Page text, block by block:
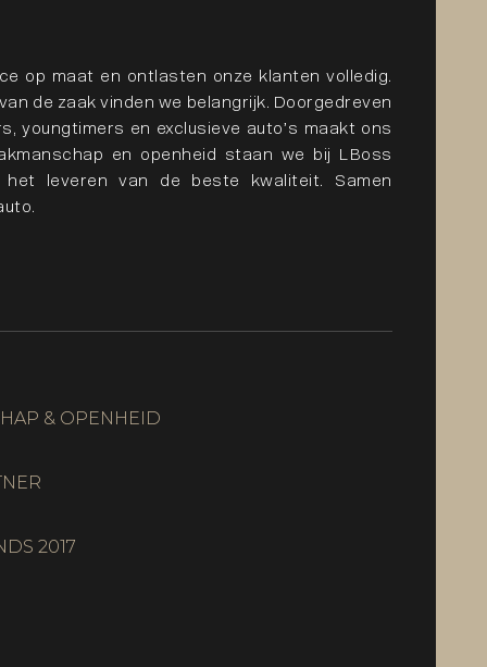
op maat en ontlasten onze klanten volledig.
de zaak vinden we belangrijk. Doorgedreven
youngtimers en exclusieve auto’s maakt ons
en openheid staan we bij LBoss
het leveren van de beste kwaliteit. Samen
& OPENHEID
2017